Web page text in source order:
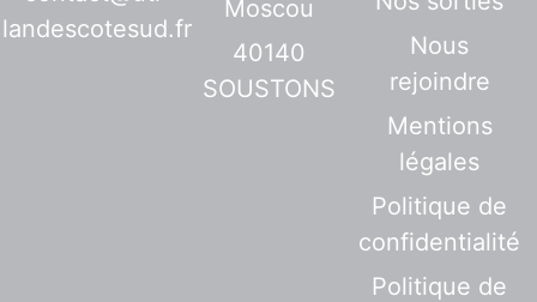
landescotesud.fr
Moscou
40140
SOUSTONS
Nous
rejoindre
Mentions
légales
Politique de
confidentialité
Politique de